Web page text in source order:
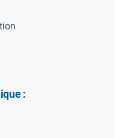
: